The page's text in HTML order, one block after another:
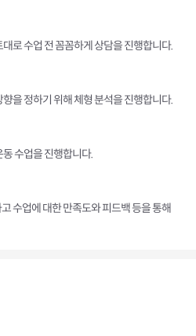
로 수업 전 꼼꼼하게 상담을 진행합니다.
을 정하기 위해 체형 분석을 진행합니다.
수업을 진행합니다.
수업에 대한 만족도와 피드백 등을 통해